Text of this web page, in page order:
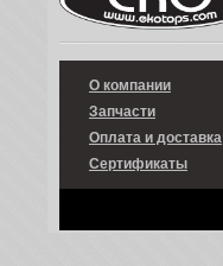
О компании
Запчасти
Оплата и доставка
Сертификаты